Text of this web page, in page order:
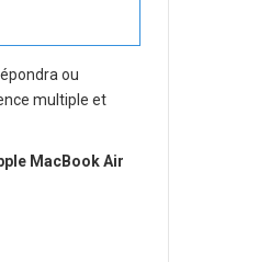
ou
multiple et
MacBook Air